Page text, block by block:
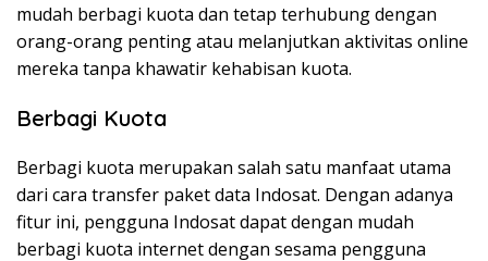
mudah berbagi kuota dan tetap terhubung dengan
orang-orang penting atau melanjutkan aktivitas online
mereka tanpa khawatir kehabisan kuota.
Berbagi Kuota
Berbagi kuota merupakan salah satu manfaat utama
dari cara transfer paket data Indosat. Dengan adanya
fitur ini, pengguna Indosat dapat dengan mudah
berbagi kuota internet dengan sesama pengguna